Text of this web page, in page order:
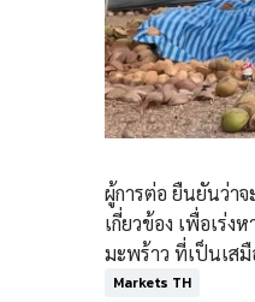
ผู้การต่อ ยืนยันว่า
เกี่ยวข้อง เพื่อเร่
มะพร้าว ที่เป็นเส
Markets TH